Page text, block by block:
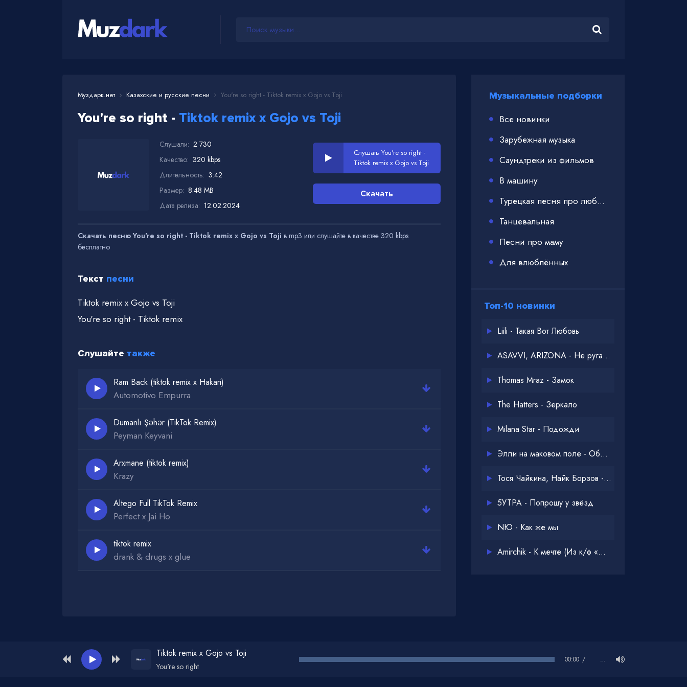
Муздарк.нет Казахские и русские песни You're so right - Tiktok remix x Gojo vs Toji
You're so right - Tiktok remix x Gojo vs Toji
Слушали: 2 730
Качество: 320 kbps
Длительность: 3:42
Размер: 8.48 MB
Дата релиза: 12.02.2024
Слушать You're so right -
Tiktok remix x Gojo vs Toji
Скачать
Скачать песню You're so right - Tiktok remix x Gojo vs Toji в mp3 или слушайте в качестве 320 kbps
бесплатно
Текст песни
Tiktok remix x Gojo vs Toji
You're so right - Tiktok remix
Слушайте также
Ram Back (tiktok remix x Hakari)
Automotivo Empurra
Dumanlı Şəhər (TikTok Remix)
Peyman Keyvani
Arxmane (tiktok remix)
Krazy
Altego Full TikTok Remix
Perfect x Jai Ho
tiktok remix
drank & drugs x glue
Музыкальные подборки
Все новинки
Зарубежная музыка
Саундтреки из фильмов
В машину
Турецкая песня про любовь
Танцевальная
Песни про маму
Для влюблённых
Топ-10 новинки
Liili - Такая Вот Любовь
ASAVVI, ARIZONA - Не ругайся
Thomas Mraz - Замок
The Hatters - Зеркало
Milana Star - Подожди
Элли на маковом поле - Обнимай
Тося Чайкина, Найк Борзов - Опять
5УТРА - Попрошу у звёзд
NЮ - Как же мы
Amirchik - К мечте (Из к/ф «Одна дома 3»)
Администрация для жалоб и рекламы:
Tiktok remix x Gojo vs Toji
You're so right
00:00 …